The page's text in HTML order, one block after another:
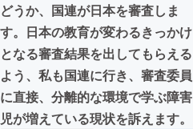
どうか、国連が日本を審査しま
す。日本の教育が変わるきっかけ
となる審査結果を出してもらえる
よう、私も国連に行き、審査委員
に直接、分離的な環境で学ぶ障害
児が増えている現状を訴えます。